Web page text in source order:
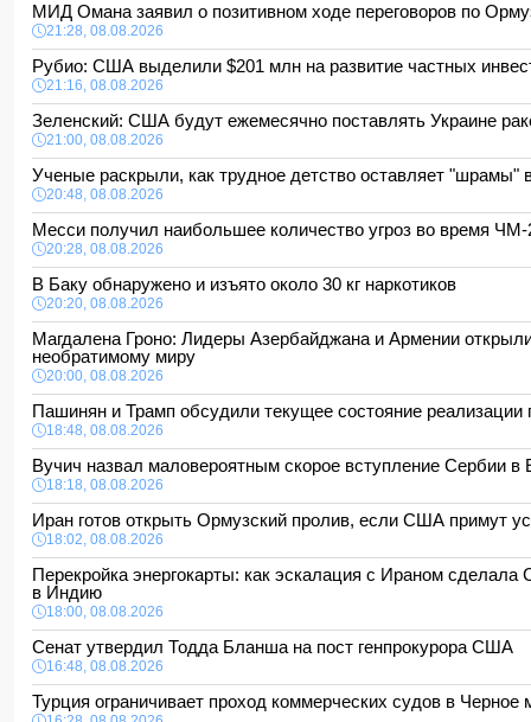
МИД Омана заявил о позитивном ходе переговоров по
21:28, 08.08.2026
Рубио: США выделили $201 млн на развитие частных
21:16, 08.08.2026
Зеленский: США будут ежемесячно поставлять Украине
21:00, 08.08.2026
Ученые раскрыли, как трудное детство оставляет "шрамы"
20:48, 08.08.2026
Месси получил наибольшее количество угроз во время
20:28, 08.08.2026
В Баку обнаружено и изъято около 30 кг наркотиков
20:20, 08.08.2026
Магдалена Гроно: Лидеры Азербайджана и Армении
необратимому миру
20:00, 08.08.2026
Пашинян и Трамп обсудили текущее состояние
18:48, 08.08.2026
Вучич назвал маловероятным скорое вступление Сербии
18:18, 08.08.2026
Иран готов открыть Ормузский пролив, если США примут
18:02, 08.08.2026
Перекройка энергокарты: как эскалация с Ираном
в Индию
18:00, 08.08.2026
Сенат утвердил Тодда Бланша на пост генпрокурора США
16:48, 08.08.2026
Турция ограничивает проход коммерческих судов в